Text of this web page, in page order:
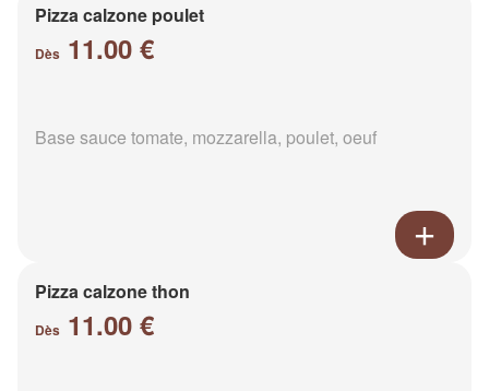
Pizza calzone poulet
Dès 11.00 €
Base sauce tomate, mozzarella, poulet, oeuf
Pizza calzone thon
Dès 11.00 €